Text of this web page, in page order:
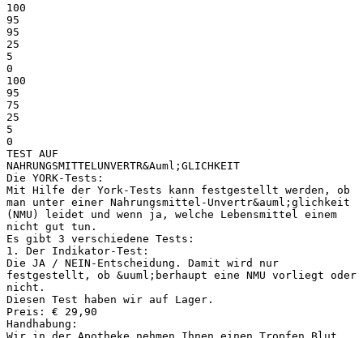
100
95
95
25
5
0
100
95
75
25
5
0
TEST AUF
NAHRUNGSMITTELUNVERTR&Auml;GLICHKEIT
Die YORK-Tests:
Mit Hilfe der York-Tests kann festgestellt werden, ob
man unter einer Nahrungsmittel-Unvertr&auml;glichkeit
(NMU) leidet und wenn ja, welche Lebensmittel einem
nicht gut tun.
Es gibt 3 verschiedene Tests:
1. Der Indikator-Test:
Die JA / NEIN-Entscheidung. Damit wird nur
festgestellt, ob &uuml;berhaupt eine NMU vorliegt oder
nicht.
Diesen Test haben wir auf Lager.
Preis: € 29,90
Handhabung: